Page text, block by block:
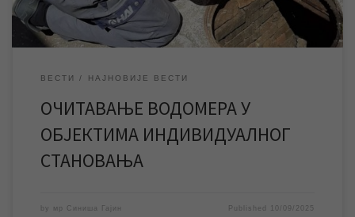
ВЕСТИ НАЈНОВИЈЕ ВЕСТИ
ОЧИТАВАЊЕ ВОДОМЕРА У
ОБЈЕКТИМА ИНДИВИДУАЛНОГ
СТАНОВАЊА
by мр Синиша Гајин Published 10/09/2025